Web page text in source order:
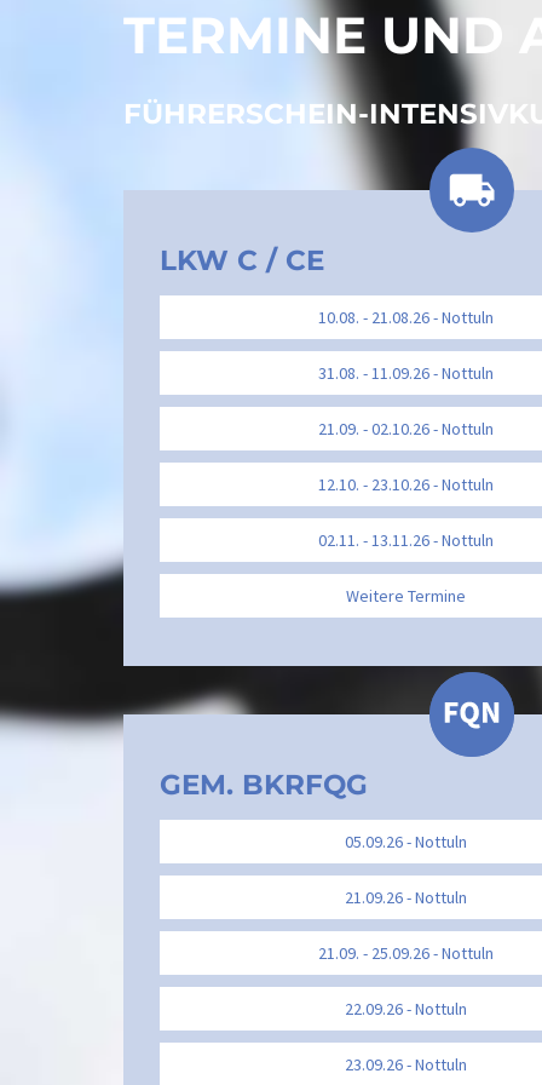
TERMINE UND
FÜHRERSCHEIN-
LKW C / CE
10.08. - 21.08.26 - Nottuln
31.08. - 11.09.26 - Nottuln
21.09. - 02.10.26 - Nottuln
12.10. - 23.10.26 - Nottuln
02.11. - 13.11.26 - Nottuln
Weitere Termine
GEM. BKRFQG
05.09.26 - Nottuln
21.09.26 - Nottuln
21.09. - 25.09.26 - Nottuln
22.09.26 - Nottuln
23.09.26 - Nottuln